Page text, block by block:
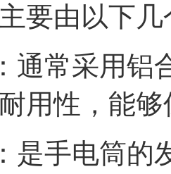
要由以下
通常采用铝
用性，能
是手电筒的